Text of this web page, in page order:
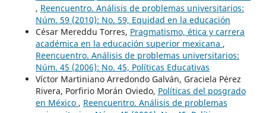
, Reencuentro. Análisis de problemas universitarios:
Núm. 59 (2010): No. 59, Equidad en la educación
César Mereddu Torres, Pragmatismo, ética y carrera
académica en la educación superior mexicana ,
Reencuentro. Análisis de problemas universitarios:
Núm. 45 (2006): No. 45, Políticas Educativas
Víctor Martiniano Arredondo Galván, Graciela Pérez
Rivera, Porfirio Morán Oviedo, Políticas del posgrado
en México , Reencuentro. Análisis de problemas